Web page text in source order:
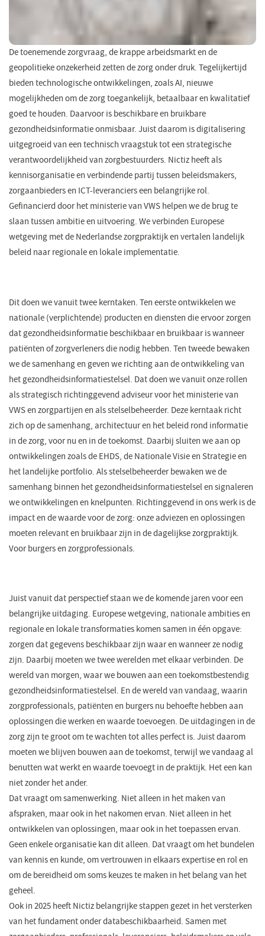
De toenemende zorgvraag, de krappe arbeidsmarkt en de
geopolitieke onzekerheid zetten de zorg onder druk. Tegelijkertijd
bieden technologische ontwikkelingen, zoals AI, nieuwe
mogelijkheden om de zorg toegankelijk, betaalbaar en kwalitatief
goed te houden. Daarvoor is beschikbare en bruikbare
gezondheidsinformatie onmisbaar. Juist daarom is digitalisering
uitgegroeid van een technisch vraagstuk tot een strategische
verantwoordelijkheid van zorgbestuurders. Nictiz heeft als
kennisorganisatie en verbindende partij tussen beleidsmakers,
zorgaanbieders en ICT-leveranciers een belangrijke rol.
Gefinancierd door het ministerie van VWS helpen we de brug te
slaan tussen ambitie en uitvoering. We verbinden Europese
wetgeving met de Nederlandse zorgpraktijk en vertalen landelijk
beleid naar regionale en lokale implementatie.
Dit doen we vanuit twee kerntaken. Ten eerste ontwikkelen we
nationale (verplichtende) producten en diensten die ervoor zorgen
dat gezondheidsinformatie beschikbaar en bruikbaar is wanneer
patiënten of zorgverleners die nodig hebben. Ten tweede bewaken
we de samenhang en geven we richting aan de ontwikkeling van
het gezondheidsinformatiestelsel. Dat doen we vanuit onze rollen
als strategisch richtinggevend adviseur voor het ministerie van
VWS en zorgpartijen en als stelselbeheerder. Deze kerntaak richt
zich op de samenhang, architectuur en het beleid rond informatie
in de zorg, voor nu en in de toekomst. Daarbij sluiten we aan op
ontwikkelingen zoals de EHDS, de Nationale Visie en Strategie en
het landelijke portfolio. Als stelselbeheerder bewaken we de
samenhang binnen het gezondheidsinformatiestelsel en signaleren
we ontwikkelingen en knelpunten. Richtinggevend in ons werk is de
impact en de waarde voor de zorg: onze adviezen en oplossingen
moeten relevant en bruikbaar zijn in de dagelijkse zorgpraktijk.
Voor burgers en zorgprofessionals.
Juist vanuit dat perspectief staan we de komende jaren voor een
belangrijke uitdaging. Europese wetgeving, nationale ambities en
regionale en lokale transformaties komen samen in één opgave:
zorgen dat gegevens beschikbaar zijn waar en wanneer ze nodig
zijn. Daarbij moeten we twee werelden met elkaar verbinden. De
wereld van morgen, waar we bouwen aan een toekomstbestendig
gezondheidsinformatiestelsel. En de wereld van vandaag, waarin
zorgprofessionals, patiënten en burgers nu behoefte hebben aan
oplossingen die werken en waarde toevoegen. De uitdagingen in de
zorg zijn te groot om te wachten tot alles perfect is. Juist daarom
moeten we blijven bouwen aan de toekomst, terwijl we vandaag al
benutten wat werkt en waarde toevoegt in de praktijk. Het een kan
niet zonder het ander.
Dat vraagt om samenwerking. Niet alleen in het maken van
afspraken, maar ook in het nakomen ervan. Niet alleen in het
ontwikkelen van oplossingen, maar ook in het toepassen ervan.
Geen enkele organisatie kan dit alleen. Dat vraagt om het bundelen
van kennis en kunde, om vertrouwen in elkaars expertise en rol en
om de bereidheid om soms keuzes te maken in het belang van het
geheel.
Ook in 2025 heeft Nictiz belangrijke stappen gezet in het versterken
van het fundament onder databeschikbaarheid. Samen met